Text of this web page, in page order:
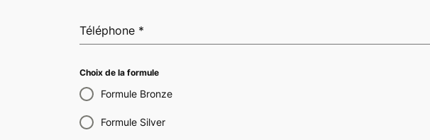
Téléphone *
Choix de la formule
Formule Bronze
Formule Silver